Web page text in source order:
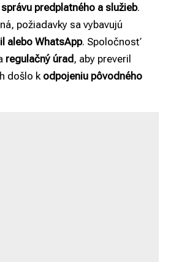
správu predplatného a služieb.
požiadavky sa vybavujú
alebo WhatsApp. Spoločnosť
regulačný úrad , aby preveril
došlo k odpojeniu pôvodného